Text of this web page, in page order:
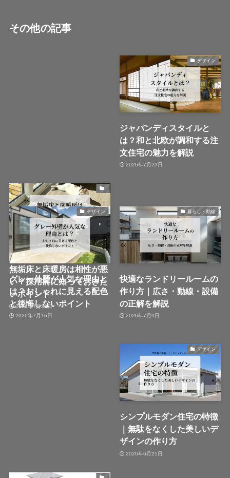
その他の記事
注文住宅
無垢床と床暖房は相性が悪
い？採用前に知っておきた
いポイント
2026年7月30日
デザイン
ジャパンディスタイルと
は？和と北欧が調和する注
文住宅の魅力を解説
2026年7月23日
デザイン
グレー外壁が人気な理由と
は？おしゃれに見える配色
と後悔しないポイント
2026年7月16日
暮らし・動線
快適なランドリールームの
作り方｜広さ・動線・設備
の正解を解説
2026年7月9日
デザイン
シンプルモダン住宅の特徴
｜無駄をなくした美しいデ
ザインの作り方
2026年6月25日